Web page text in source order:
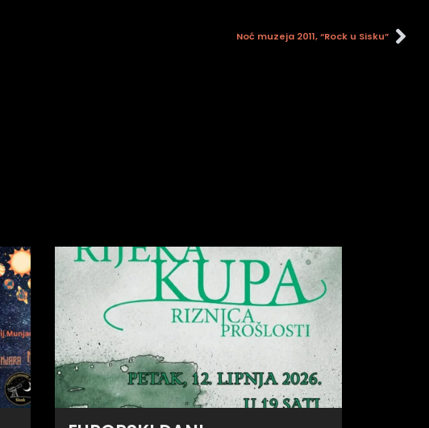
Noć muzeja 2011, “Rock u Sisku”